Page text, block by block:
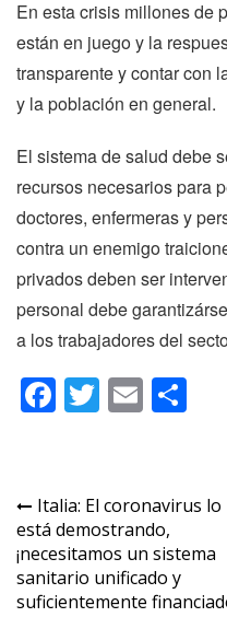
En esta crisis millones de
están en juego y la
transparente y contar con
y la población en general.
El sistema de salud debe
recursos necesarios para
doctores, enfermeras y
contra un enemigo
privados deben ser
personal debe
a los trabajadores del
Facebook
Twitter
Email
Navegación
de
entradas
Italia: El coronavirus lo
está demostrando,
¡necesitamos un sistema
sanitario unificado y
suficientemente